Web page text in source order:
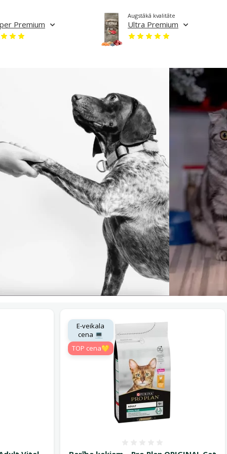
Premium Ultra Premium
Augstākā kvalitāte
E-veikala
cena 💻
TOP cena💛